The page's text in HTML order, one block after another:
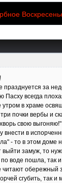
за
Пасху всегда
утром в храме
почки вербы и
свою
внести в
- то в этом доме
замуж, то
воде пошла, так
читают обережный
сгубить, так